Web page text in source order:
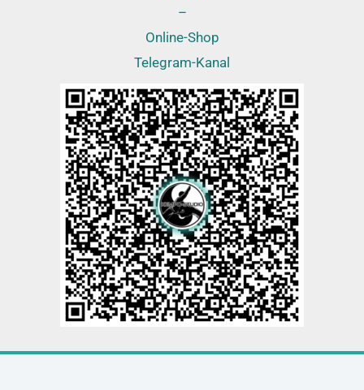
–
Online-Shop
Telegram-Kanal